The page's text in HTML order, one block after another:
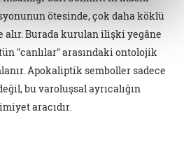
ötesinde, çok daha köklü
alır. Burada kurulan ilişki yegâne
"canlılar" arasındaki ontolojik
Apokaliptik semboller sadece
bu varoluşsal ayrıcalığın
aracıdır.